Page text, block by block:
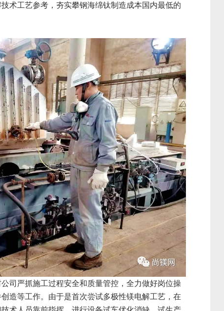
术工艺参考，夯实攀钢海绵钛制造成本国内最低的
司严抓施工过程安全和质量管控，全力做好岗位操
造等工作。由于是首次尝试多极性镁电解工艺，在